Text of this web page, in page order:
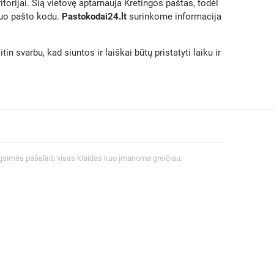
Šią vietovę aptarnauja Kretingos paštas, todėl
pašto kodu. Pastokodai24.lt surinkome informacija
svarbu, kad siuntos ir laiškai būtų pristatyti laiku ir
pašalinti visas klaidas kuo įmanoma greičiau.